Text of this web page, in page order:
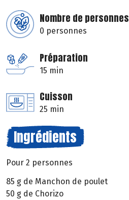
Nombre de personnes
0 personnes
Préparation
15 min
Cuisson
25 min
Ingrédients
Pour 2 personnes
85 g de Manchon de poulet
50 g de Chorizo